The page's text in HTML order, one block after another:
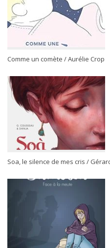
Comme un comète / Aurélie Crop
Soa, le silence de mes cris /